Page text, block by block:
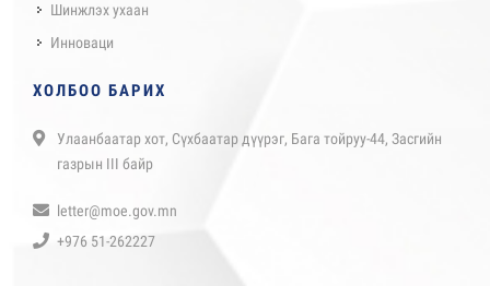
Шинжлэх ухаан
Инноваци
ХОЛБОО БАРИХ
Улаанбаатар хот, Сүхбаатар дүүрэг, Бага тойруу-44, Засгийн
газрын III байр
letter@moe.gov.mn
+976 51-262227